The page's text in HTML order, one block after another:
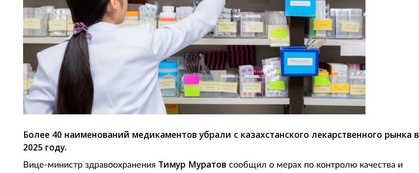
Более 40 наименований медикаментов убрали с казахстанского лекарственного рынка в
2025 году.
Вице-министр здравоохранения Тимур Муратов сообщил о мерах по контролю качества и